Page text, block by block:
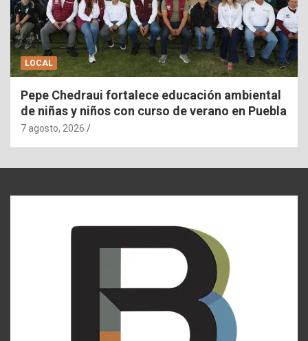
LOCAL
Pepe Chedraui fortalece educación ambiental
de niñas y niños con curso de verano en Puebla
7 agosto, 2026